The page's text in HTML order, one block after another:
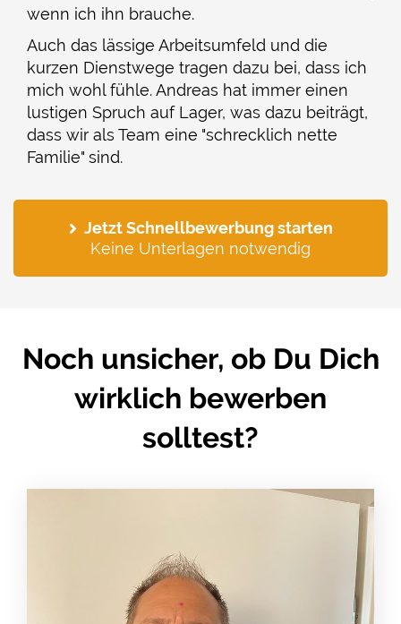
wenn ich ihn brauche.
Auch das lässige Arbeitsumfeld und die
kurzen Dienstwege tragen dazu bei, dass ich
mich wohl fühle. Andreas hat immer einen
lustigen Spruch auf Lager, was dazu beiträgt,
dass wir als Team eine "schrecklich nette
Familie" sind.
Jetzt Schnellbewerbung starten
Keine Unterlagen notwendig
Noch unsicher, ob Du Dich
wirklich bewerben
solltest?